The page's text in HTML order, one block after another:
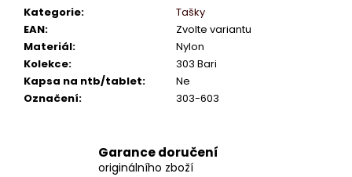
Kategorie:
Tašky
EAN:
Zvolte variantu
Materiál:
Nylon
Kolekce:
303 Bari
Kapsa na ntb/tablet:
Ne
Označení: 303-603
Garance doručení
originálního zboží